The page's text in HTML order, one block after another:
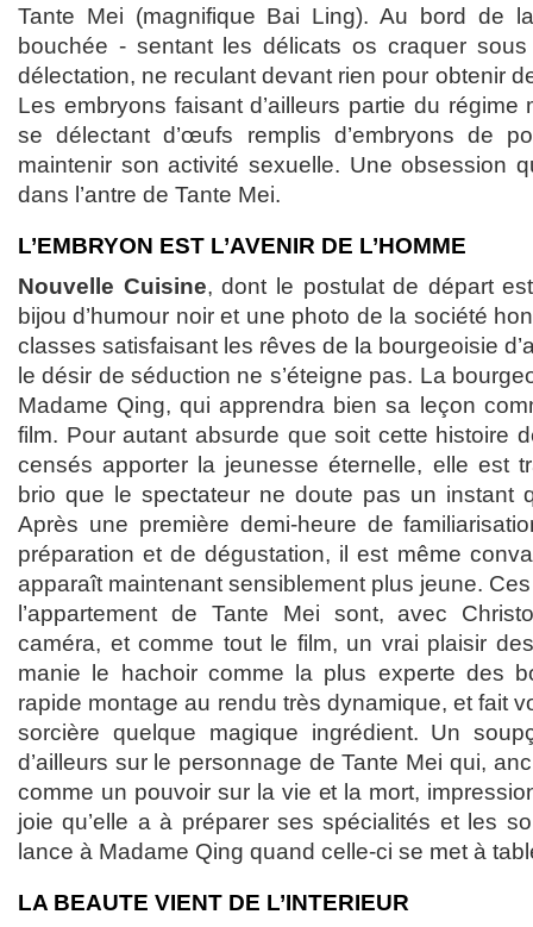
Tante Mei (magnifique Bai Ling). Au bord de
bouchée - sentant les délicats os craquer
délectation, ne reculant devant rien pour obtenir
Les embryons faisant d’ailleurs partie du régime
se délectant d’œufs remplis d’embryons de
maintenir son activité sexuelle. Une obsession
dans l’antre de Tante Mei.
L’EMBRYON EST L’AVENIR DE L’HOMME
Nouvelle Cuisine, dont le postulat de départ
bijou d’humour noir et une photo de la société
classes satisfaisant les rêves de la bourgeoisie
le désir de séduction ne s’éteigne pas. La
Madame Qing, qui apprendra bien sa leçon
film. Pour autant absurde que soit cette histoire
censés apporter la jeunesse éternelle, elle est
brio que le spectateur ne doute pas un instant
Après une première demi-heure de
préparation et de dégustation, il est même
apparaît maintenant sensiblement plus jeune.
l’appartement de Tante Mei sont, avec
caméra, et comme tout le film, un vrai plaisir
manie le hachoir comme la plus experte des
rapide montage au rendu très dynamique, et fait
sorcière quelque magique ingrédient. Un
d’ailleurs sur le personnage de Tante Mei qui,
comme un pouvoir sur la vie et la mort,
joie qu’elle a à préparer ses spécialités et les
lance à Madame Qing quand celle-ci se met à
LA BEAUTE VIENT DE L’INTERIEUR